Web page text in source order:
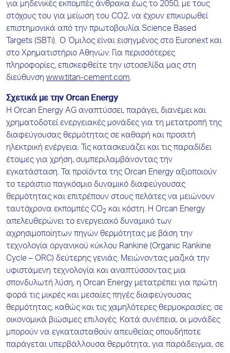
για μηδενικές εκπομπές άνθρακα έως το 2050, με τους
στόχους του για μείωση του CO2, να έχουν επικυρωθεί
επιστημονικά από την πρωτοβουλία Science Based
Targets (SBTi). Ο Όμιλος είναι εισηγμένος στο Euronext και
στο Χρηματιστήριο Αθηνών. Για περισσότερες
πληροφορίες, επισκεφθείτε την ιστοσελίδα μας στη
διεύθυνση www.titan-cement.com.
Σχετικά με την Orcan Energy
Η Orcan Energy AG αναπτύσσει, παράγει, διανέμει και
χρηματοδοτεί ενεργειακές μονάδες για τη μετατροπή της
διαφεύγουσας θερμότητας σε καθαρή και προσιτή
ηλεκτρική ενέργεια. Τις κατασκευάζει και τις παραδίδει
έτοιμες για χρήση, συμπεριλαμβάνοντας την
εγκατάσταση. Τα προϊόντα της Orcan Energy αξιοποιούν
το τεράστιο παγκόσμιο δυναμικό διαφεύγουσας
θερμότητας και επιτρέπουν στους πελάτες να μειώνουν
ταυτόχρονα εκπομπές CO2 και κόστη. Η Orcan Energy
απελευθερώνει το ενεργειακό δυναμικό των
αχρησιμοποίητων πηγών θερμότητας με βάση την
τεχνολογία οργανικού κύκλου Rankine (Organic Rankine
Cycle – ORC) δεύτερης γενιάς. Μειώνοντας μαζικά την
υφιστάμενη τεχνολογία και αναπτύσσοντας μια
σπονδυλωτή λύση, η Orcan Energy μετατρέπει για πρώτη
φορά τις μικρές και μεσαίες πηγές διαφεύγουσας
θερμότητας, καθώς και τις χαμηλότερες θερμοκρασίες, σε
οικονομικά βιώσιμες επιλογές. Κατά συνέπεια, οι μονάδες
μπορούν να εγκατασταθούν απευθείας οπουδήποτε
παράγεται υπερβάλλουσα θερμότητα, για παράδειγμα, σε